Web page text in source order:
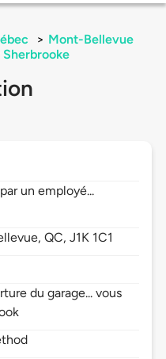
> Mont-Bellevue
un employé...
QC,J1K 1C1
du garage... vous